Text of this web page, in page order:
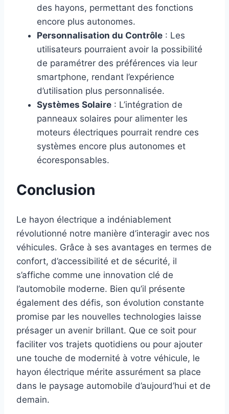
des hayons, permettant des fonctions
encore plus autonomes.
Personnalisation du Contrôle : Les
utilisateurs pourraient avoir la possibilité
de paramétrer des préférences via leur
smartphone, rendant l’expérience
d’utilisation plus personnalisée.
Systèmes Solaire : L’intégration de
panneaux solaires pour alimenter les
moteurs électriques pourrait rendre ces
systèmes encore plus autonomes et
écoresponsables.
Conclusion
Le hayon électrique a indéniablement
révolutionné notre manière d’interagir avec nos
véhicules. Grâce à ses avantages en termes de
confort, d’accessibilité et de sécurité, il
s’affiche comme une innovation clé de
l’automobile moderne. Bien qu’il présente
également des défis, son évolution constante
promise par les nouvelles technologies laisse
présager un avenir brillant. Que ce soit pour
faciliter vos trajets quotidiens ou pour ajouter
une touche de modernité à votre véhicule, le
hayon électrique mérite assurément sa place
dans le paysage automobile d’aujourd’hui et de
demain.